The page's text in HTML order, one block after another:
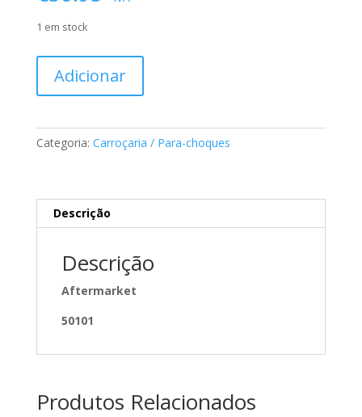
1 em stock
Espelho
smart
Adicionar
Categoria: Carroçaria / Para-choques
Descrição
Descrição
Aftermarket
50101
Produtos Relacionados